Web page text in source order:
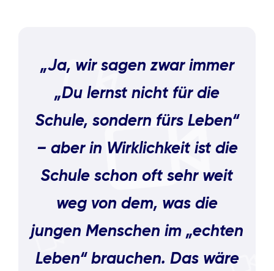
„Ja, wir sagen zwar immer
„Du lernst nicht für die
Schule, sondern fürs Leben“
– aber in Wirklichkeit ist die
Schule schon oft sehr weit
weg von dem, was die
jungen Menschen im „echten
Leben“ brauchen. Das wäre